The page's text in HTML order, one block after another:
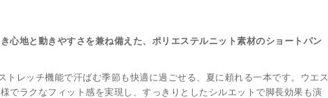
心地と動きやすさを兼ね備えた、ポリエステルニット素材のショートパン
トレッチ機能で汗ばむ季節も快適に過ごせる、夏に頼れる一本です。ウエス
様でラクなフィット感を実現し、すっきりとしたシルエットで脚長効果も演